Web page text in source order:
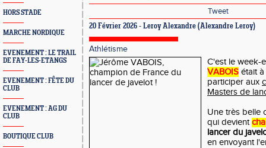
HORS STADE
MARCHE NORDIQUE
EVENEMENT : LE TRAIL
DE FAY-LES-ETANGS
EVENEMENT : FÊTE DU
CLUB
EVENEMENT : AG DU
CLUB
BOUTIQUE CLUB
Tweet
20 Février 2026 - Leroy Alexandre (Alexandre Leroy)
Athlétisme
C'est le week-
VABOIS était
participer aux
Masters de
Une très belle
qui devient
lancer du
en envoyant